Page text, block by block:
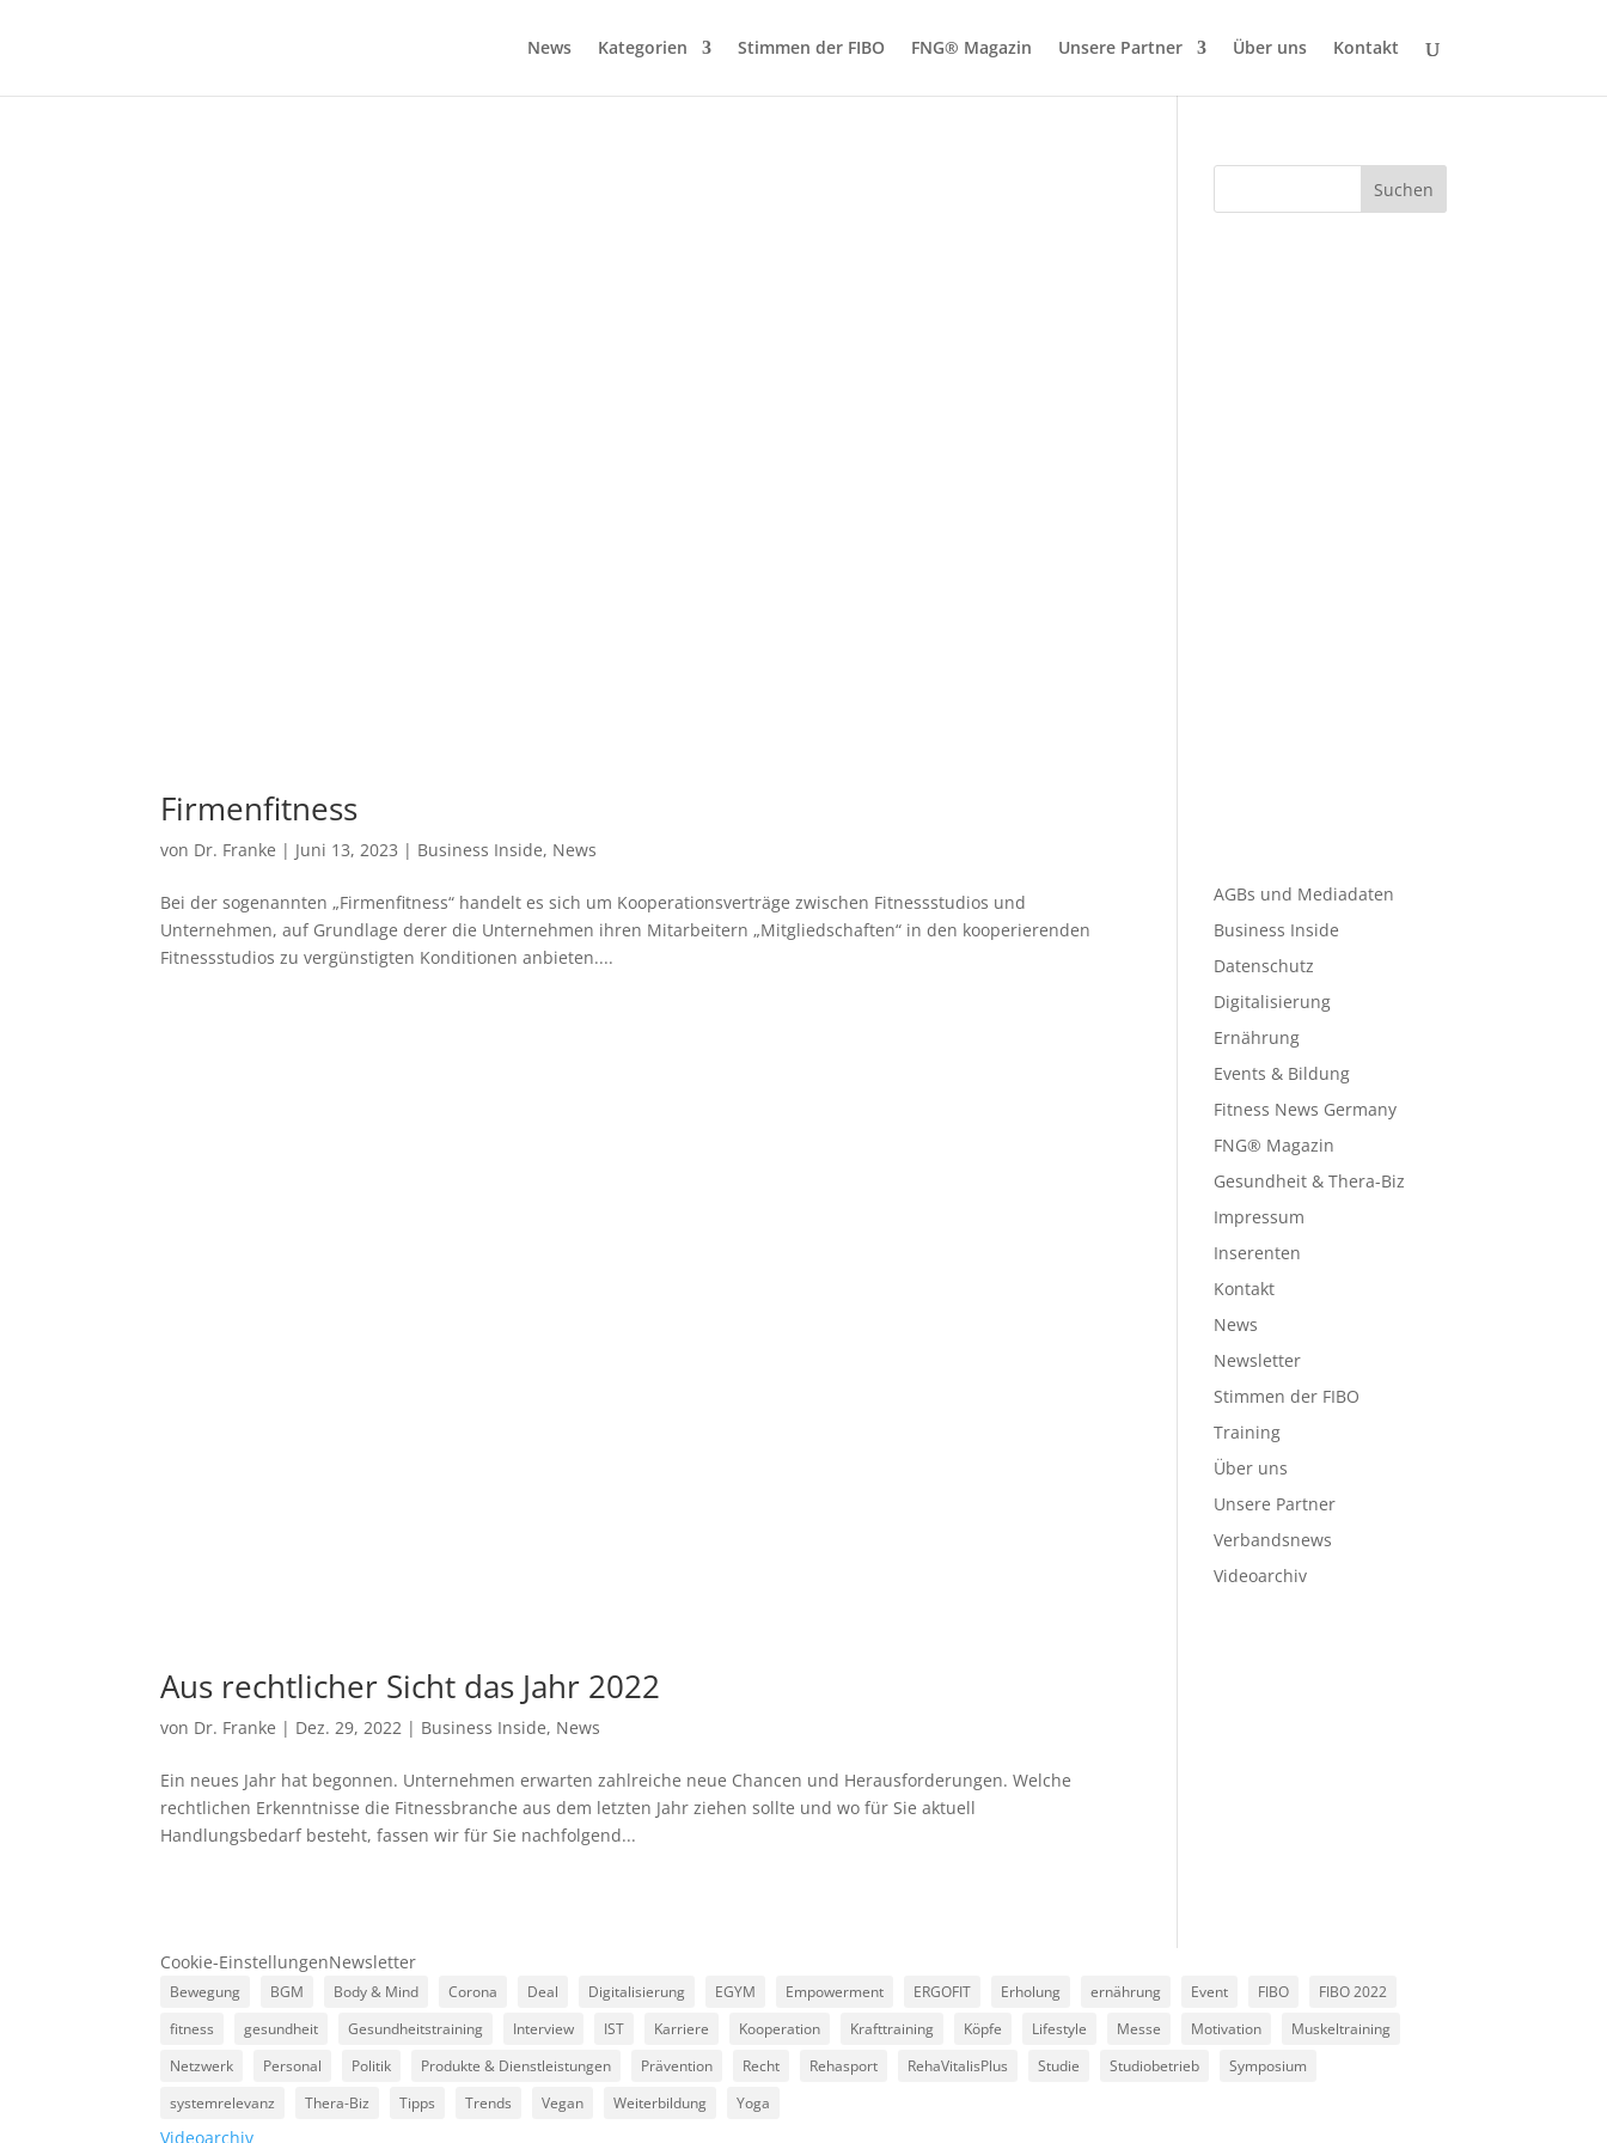
News Kategorien Stimmen der FIBO FNG® Magazin Unsere Partner Über uns Kontakt
Firmenfitness
von Dr. Franke | Juni 13, 2023 | Business Inside, News
Bei der sogenannten „Firmenfitness“ handelt es sich um Kooperationsverträge zwischen Fitnessstudios und
Unternehmen, auf Grundlage derer die Unternehmen ihren Mitarbeitern „Mitgliedschaften“ in den kooperierenden
Fitnessstudios zu vergünstigten Konditionen anbieten....
Aus rechtlicher Sicht das Jahr 2022
von Dr. Franke | Dez. 29, 2022 | Business Inside, News
Ein neues Jahr hat begonnen. Unternehmen erwarten zahlreiche neue Chancen und Herausforderungen. Welche
rechtlichen Erkenntnisse die Fitnessbranche aus dem letzten Jahr ziehen sollte und wo für Sie aktuell
Handlungsbedarf besteht, fassen wir für Sie nachfolgend...
Suchen
AGBs und Mediadaten
Business Inside
Datenschutz
Digitalisierung
Ernährung
Events & Bildung
Fitness News Germany
FNG® Magazin
Gesundheit & Thera-Biz
Impressum
Inserenten
Kontakt
News
Newsletter
Stimmen der FIBO
Training
Über uns
Unsere Partner
Verbandsnews
Videoarchiv
Cookie-EinstellungenNewsletter
Bewegung BGM Body & Mind Corona Deal Digitalisierung EGYM Empowerment ERGOFIT Erholung ernährung Event FIBO
FIBO 2022
fitness
gesundheit Gesundheitstraining Interview IST Karriere Kooperation Krafttraining Köpfe Lifestyle Messe Motivation
Muskeltraining
Netzwerk
Personal Politik Produkte & Dienstleistungen Prävention Recht Rehasport RehaVitalisPlus Studie Studiobetrieb
Symposium
systemrelevanz
Thera-Biz Tipps Trends Vegan Weiterbildung Yoga
Videoarchiv